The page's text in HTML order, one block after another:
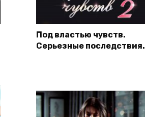
Под властью чувств.
Серьезные последствия.